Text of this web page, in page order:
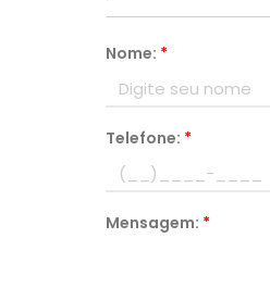
Nome: *
Telefone: *
Mensagem: *